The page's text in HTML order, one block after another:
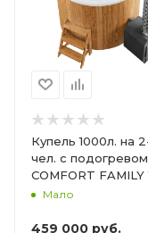
Купель 1000л. на
чел. с подогревом
COMFORT FAMILY
HOT 50кВт., Доп.
Хромотерапия +
Мало
459 000 руб.